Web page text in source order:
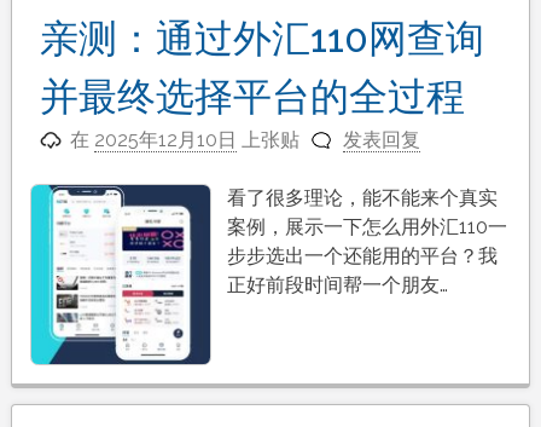
亲测：通过外汇110网查询
并最终选择平台的全过程
在 2025年12月10日 上张贴 发表回复
看了很多理论，能不能来个真实
案例，展示一下怎么用外汇110一
步步选出一个还能用的平台？我
正好前段时间帮一个朋友…